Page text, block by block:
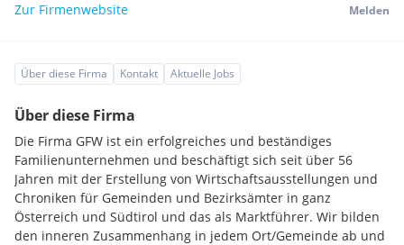
Zur Firmenwebsite
Melden
Über diese Firma Kontakt Aktuelle Jobs
Über diese Firma
Die Firma GFW ist ein erfolgreiches und beständiges
Familienunternehmen und beschäftigt sich seit über 56
Jahren mit der Erstellung von Wirtschaftsausstellungen und
Chroniken für Gemeinden und Bezirksämter in ganz
Österreich und Südtirol und das als Marktführer. Wir bilden
den inneren Zusammenhang in jedem Ort/Gemeinde ab und